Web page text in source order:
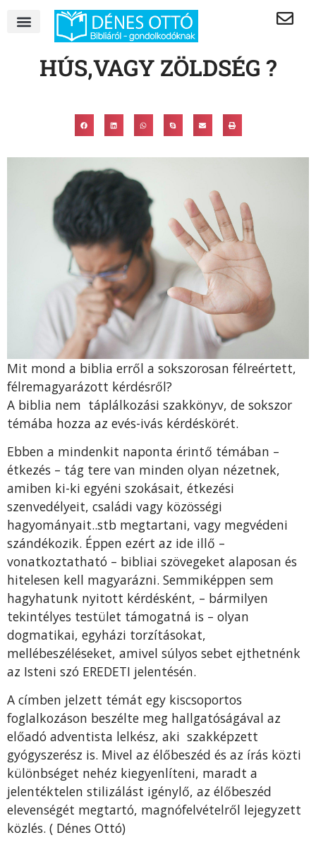
HÚS,VAGY ZÖLDSÉG ?
Mit mond a biblia erről a sokszorosan félreértett,
félremagyarázott kérdésről?
A biblia nem táplálkozási szakkönyv, de sokszor
témába hozza az evés-ivás kérdéskörét.
Ebben a mindenkit naponta érintő témában –
étkezés – tág tere van minden olyan nézetnek,
amiben ki-ki egyéni szokásait, étkezési
szenvedélyeit, családi vagy közösségi
hagyományait..stb megtartani, vagy megvédeni
szándékozik. Éppen ezért az ide illő –
vonatkoztatható – bibliai szövegeket alaposan és
hitelesen kell magyarázni. Semmiképpen sem
hagyhatunk nyitott kérdésként, – bármilyen
tekintélyes testület támogatná is – olyan
dogmatikai, egyházi torzításokat,
mellébeszéléseket, amivel súlyos sebet ejthetnénk
az Isteni szó EREDETI jelentésén.
A címben jelzett témát egy kiscsoportos
foglalkozáson beszélte meg hallgatóságával az
előadó adventista lelkész, aki szakképzett
gyógyszerész is. Mivel az élőbeszéd és az írás közti
különbséget nehéz kiegyenlíteni, maradt a
jelentéktelen stilizálást igénylő, az élőbeszéd
elevenségét megtartó, magnófelvételről lejegyzett
közlés. ( Dénes Ottó)